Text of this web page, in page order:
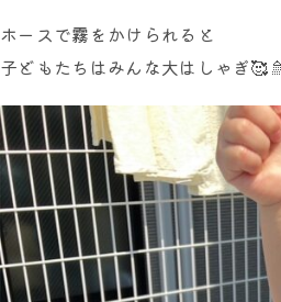
ホースで霧をかけられると
子どもたちはみんな大はしゃぎ